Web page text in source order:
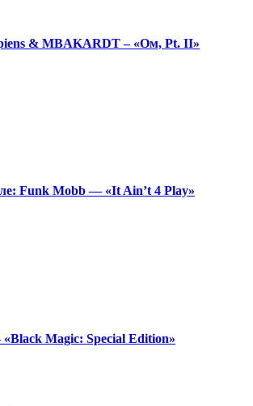
& MBAKARDT – «Ом, Pt. II»
Funk Mobb — «It Ain’t 4 Play»
Magic: Special Edition»